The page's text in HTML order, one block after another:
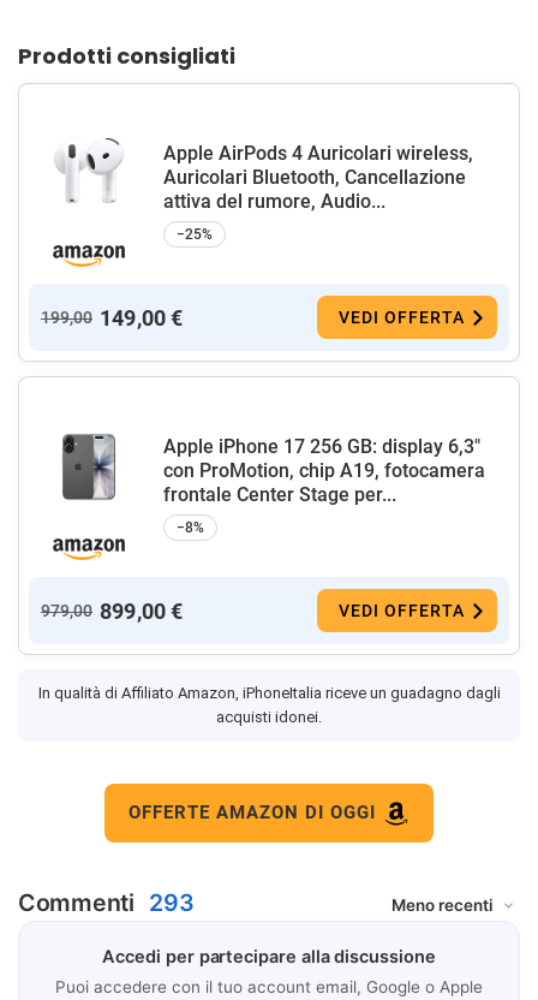
Prodotti consigliati
Apple AirPods 4 Auricolari wireless,
Auricolari Bluetooth, Cancellazione
attiva del rumore, Audio...
−25%
199,00 149,00 € VEDI OFFERTA
Apple iPhone 17 256 GB: display 6,3"
con ProMotion, chip A19, fotocamera
frontale Center Stage per...
−8%
979,00 899,00 € VEDI OFFERTA
In qualità di Affiliato Amazon, iPhoneItalia riceve un guadagno dagli
acquisti idonei.
OFFERTE AMAZON DI OGGI
Commenti 293
Accedi per partecipare alla discussione
Puoi accedere con il tuo account email, Google o Apple